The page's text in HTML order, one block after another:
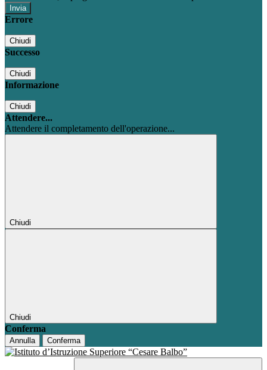
Errore
Chiudi
Successo
Chiudi
Informazione
Chiudi
Attendere...
Attendere il completamento dell'operazione...
Chiudi
Chiudi
Conferma
Annulla Conferma